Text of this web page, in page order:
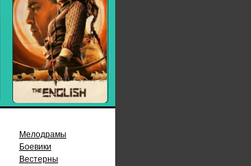
Мелодрамы
Боевики
Вестерны